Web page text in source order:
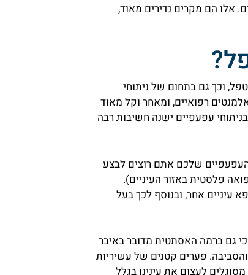
אלו הם מקרים נדירים מאוד,
וכך גם בתחום של ניתוחי
רפואיים, ומאחר וקל מאוד
עפעפיים ישנה חשיבות רבה
שלכם אתם רוצים לבצע
פלסטית באזור העיניים).
עיניים אחר, ובנוסף לכך בעל
כי גם ברמה האסתטית מדובר באיבר
פערים קטנים של עשיריות
לעצום את עינינו בגלל